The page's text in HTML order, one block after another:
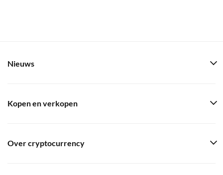
Nieuws
Kopen en verkopen
Over cryptocurrency